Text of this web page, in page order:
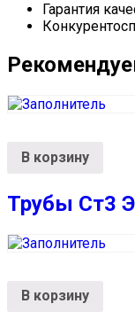
Гарантия
В корзину
Трубы Ст3
В корзину